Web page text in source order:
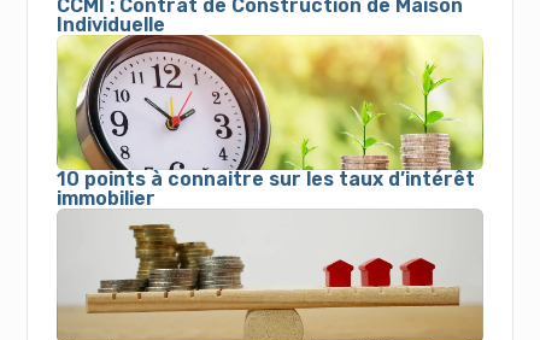
CCMI : Contrat de Construction de Maison
Individuelle
10 points à connaitre sur les taux d’intérêt
immobilier